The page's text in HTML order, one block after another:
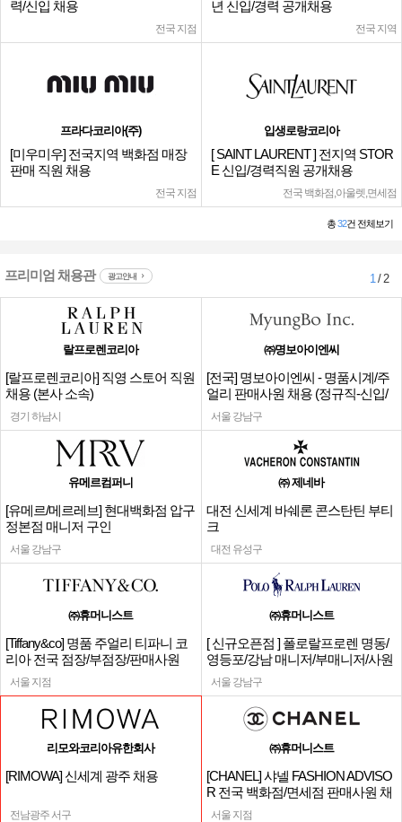
력/신입 채용
전국 지점
년 신입/경력 공개채용
전국 지역
프라다코리아(주)
[미우미우] 전국지역 백화점 매장
판매 직원 채용
전국 지점
입생로랑코리아
[ SAINT LAURENT ] 전지역 STOR
E 신입/경력직원 공개채용
전국 백화점,아울렛,면세점
총32건 전체보기
프리미엄 채용관 광고안내 1/ 2
랄프로렌코리아
[랄프로렌코리아] 직영 스토어 직원
채용 (본사 소속)
경기 하남시
㈜명보아이엔씨
[전국] 명보아이엔씨 - 명품시계/주
얼리 판매사원 채용 (정규직-신입/
경력)
서울 강남구
유메르컴퍼니
[유메르/메르레브] 현대백화점 압구
정본점 매니저 구인
서울 강남구
㈜ 제네바
대전 신세계 바쉐론 콘스탄틴 부티
크
대전 유성구
㈜휴머니스트
[Tiffany&co] 명품 주얼리 티파니 코
리아 전국 점장/부점장/판매사원
서울 지점
㈜휴머니스트
[ 신규오픈점 ] 폴로랄프로렌 명동/
영등포/강남 매니저/부매니저/사원
서울 강남구
리모와코리아유한회사
[RIMOWA] 신세계 광주 채용
전남광주 서구
㈜휴머니스트
[CHANEL] 샤넬 FASHION ADVISO
R 전국 백화점/면세점 판매사원 채
용
서울 지점